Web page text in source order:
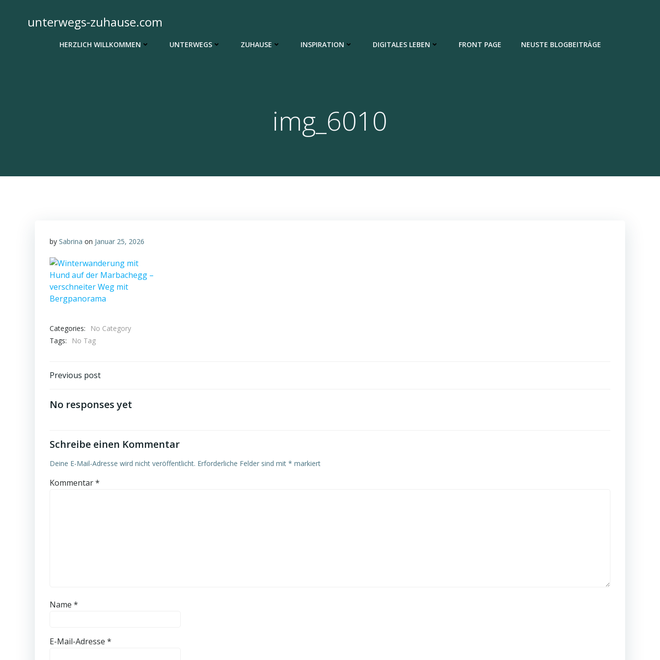
springenunterwegs-zuhause.com
HERZLICH WILLKOMMEN UNTERWEGS ZUHAUSE INSPIRATION DIGITALES LEBEN FRONT PAGE NEUSTE BLOGBEITRÄGE
img_6010
by Sabrina on Januar 25, 2026
Categories:
No Category
Tags:
No Tag
Post
navigation
Previous post
No responses yet
Schreibe einen Kommentar
Deine E-Mail-Adresse wird nicht veröffentlicht. Erforderliche Felder sind mit * markiert
Kommentar*
Name *
E-Mail-Adresse *